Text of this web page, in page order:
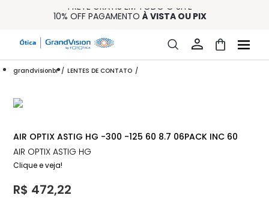
FRETE GRÁTIS EM TODO O SITE
10% OFF PAGAMENTO À VISTA OU PIX
15% OFF NA PRIMEIRA COMPRA (CONSULTE REGULAMENTO)
32% OFF NO COMBO - CONS. REG.
grandvisionbr LENTES DE CONTATO
AIR OPTIX ASTIG HG -300 -125 60 8.7 06PACK INC 60
AIR OPTIX ASTIG HG
Clique e veja!
R$ 472,22